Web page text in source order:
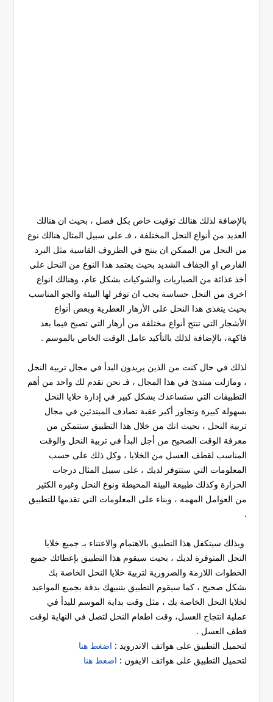
بالإضافة لذلك هنالك توقيت خاص بكل فصل ، بحيث ان هنالك
العديد من أنواع النحل المختلفة ، فـ على سبيل المثال هنالك نوع
من النحل من الممكن ان ينتج في الظروف القاسية مثل البرد
القارص او الجفاف الشديد بحيث يعتمد هذا النوع من النحل على
أخذ غذائة من الصباريات والشوكيات بشكل عام، وهنالك انواع
اخرى من النحل حساسة يجب ان توفر لها البيئة والجو المناسب
بحيث يتغذى هذا النحل على الأزهار العطرية وبعض أنواع
الأشجار التي تنتج أنواع مختلفة من أزهار التي تصبح فيما بعد
فاكهة، بالإضافة لذلك بالتأكيد عامل الوقت الخاص بالموسم .
لذلك في حال كنت من الذين يريدون البدأ في مجال تربية النحل
، ومازلت مبتدئ في هذا المجال ، فـ نحن نقدم لك واحد من أهم
التطبيقات التي ستساعدك بشكل كبير في إدارة خلايا النحل
بسهولة كبيرة وتجاوز أكبر عقبة تصادف المبتدئين في مجال
تربية النحل ، بحيث انك من خلال هذا التطبيق ستتمكن من
معرفة الوقت الصحيح من أجل البدأ في تربية النحل والوقت
المناسب لقطف العسل من الخلايا ، وكل ذلك على حسب
المعلومات التي ستتوفر لديك ، على سبيل المثال درجات
الحرارة وكذلك طبيعة البيئة المحيطة ونوع النحل وغيره الكثير
من العوامل المهمه ، وبناء على المعلومات التي تقدمها للتطبيق
.
وبذلك سيتكفل هذا التطبيق بالاهتمام والاعتناء بـ جميع خلايا
النحل المتوفرة لديك ، بحيث سيقوم هذا التطبيق بإعطائك جميع
الخطوات اللازمة والضرورية لتربية خلايا النحل الخاصة بك
بشكل صحيح ، كما سيقوم التطبيق بتنبيهك بدقة بجميع المواعيد
لخلايا النحل الخاصة بك ، مثل وقت بداية الموسم للبدأ في
عملية انتجاج العسل، وقت اطعام النحل لتصل في النهاية لوقت
قطف العسل .
لتحميل التطبيق على هواتف الاندرويد : اضغط هنا
لتحميل التطبيق على هواتف الايفون : اضغط هنا